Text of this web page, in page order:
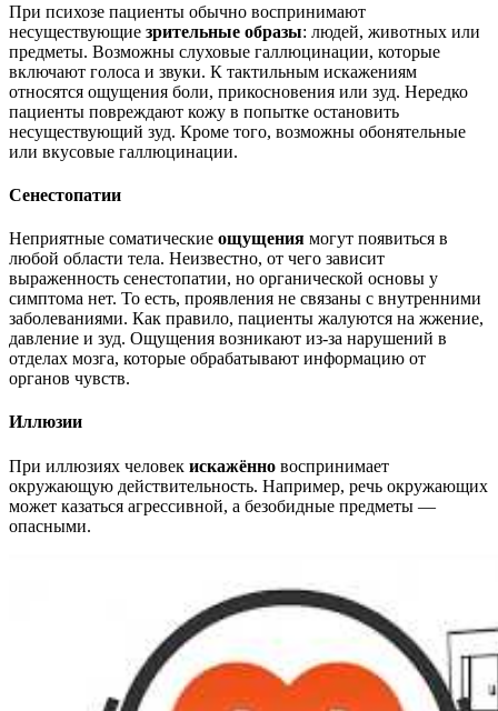
При психозе пациенты обычно воспринимают
несуществующие зрительные образы: людей, животных или
предметы. Возможны слуховые галлюцинации, которые
включают голоса и звуки. К тактильным искажениям
относятся ощущения боли, прикосновения или зуд. Нередко
пациенты повреждают кожу в попытке остановить
несуществующий зуд. Кроме того, возможны обонятельные
или вкусовые галлюцинации.
Сенестопатии
Неприятные соматические ощущения могут появиться в
любой области тела. Неизвестно, от чего зависит
выраженность сенестопатии, но органической основы у
симптома нет. То есть, проявления не связаны с внутренними
заболеваниями. Как правило, пациенты жалуются на жжение,
давление и зуд. Ощущения возникают из-за нарушений в
отделах мозга, которые обрабатывают информацию от
органов чувств.
Иллюзии
При иллюзиях человек искажённо воспринимает
окружающую действительность. Например, речь окружающих
может казаться агрессивной, а безобидные предметы —
опасными.